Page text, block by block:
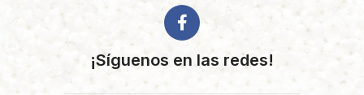
¡Síguenos en las redes!